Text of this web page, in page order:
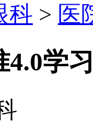
科 > 医
学